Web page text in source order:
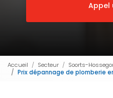
Appel
Accueil Secteur
Soorts-
Prix dépannage de plomberie